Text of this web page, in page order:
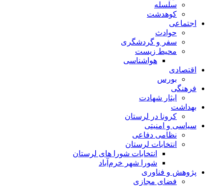
سلسله
کوهدشت
اجتماعی
حوادث
سفر و گردشگری
محیط زیست
هواشناسی
اقتصادی
بورس
فرهنگی
ایثار شهادت
بهداشت
کرونا در لرستان
سیاسی و امنیتی
نظامی دفاعی
انتخابات لرستان
انتخابات شورا های لرستان
شورا شهر خرم‌آباد
پژوهش و فناوری
فضای مجازی